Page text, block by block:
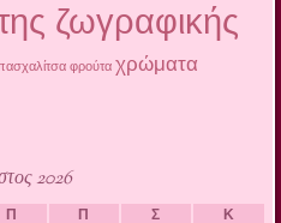
ζωγραφικής
φρούτα χρώματα
2026
Π Π Σ Κ